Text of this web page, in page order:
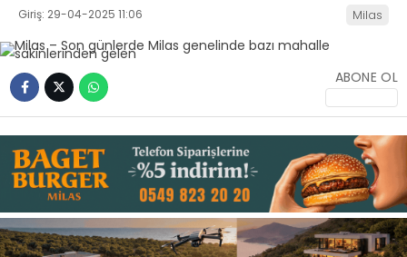
WhatsApp
Facebook
Giriş: 29-04-2025 11:06 Milas
ABONE OL